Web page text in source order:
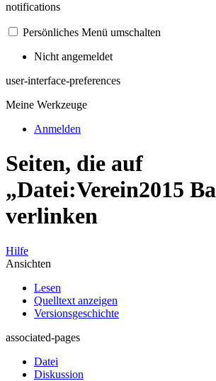
notifications
Persönliches Menü umschalten
Nicht angemeldet
user-interface-preferences
Meine Werkzeuge
Anmelden
Seiten, die auf
„Datei:Verein2015
verlinken
Hilfe
Ansichten
Lesen
Quelltext anzeigen
Versionsgeschichte
associated-pages
Datei
Diskussion